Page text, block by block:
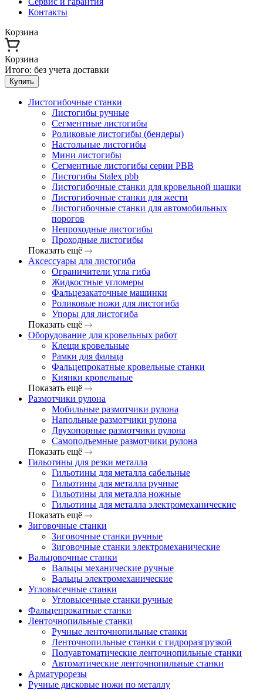
Контакты
Корзина
Корзина
Итого: без учета доставки
Купить
Листогибочные станки
Листогибы ручные
Сегментные листогибы
Роликовые листогибы (бендеры)
Настольные листогибы
Мини листогибы
Сегментные листогибы серии PBB
Листогибы Stalex pbb
Листогибочные станки для кровельной шашки
Листогибочные станки для жести
Листогибочные станки для автомобильных
порогов
Непроходные листогибы
Проходные листогибы
Показать ещё
Аксессуары для листогиба
Ограничители угла гиба
Жидкостные угломеры
Фальцезакаточные машинки
Роликовые ножи для листогиба
Упоры для листогиба
Показать ещё
Оборудование для кровельных работ
Клещи кровельные
Рамки для фальца
Фальцепрокатные кровельные станки
Киянки кровельные
Показать ещё
Размотчики рулона
Мобильные размотчики рулона
Напольные размотчики рулона
Двухопорные размотчики рулона
Самоподъемные размотчики рулона
Показать ещё
Гильотины для резки металла
Гильотины для металла сабельные
Гильотины для металла ручные
Гильотины для металла ножные
Гильотины для металла электромеханические
Показать ещё
Зиговочные станки
Зиговочные станки ручные
Зиговочные станки электромеханические
Вальцовочные станки
Вальцы механические ручные
Вальцы электромеханические
Угловысечные станки
Угловысечные станки ручные
Фальцепрокатные станки
Ленточнопильные станки
Ручные ленточнопильные станки
Ленточнопильные станки с гидроразгрузкой
Полуавтоматические ленточнопильные станки
Автоматические ленточнопильные станки
Арматурорезы
Ручные дисковые ножи по металлу